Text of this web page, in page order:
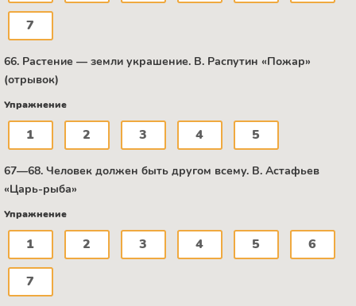
7
66. Растение — земли украшение. B. Распутин «Пожар»
(отрывок)
Упражнение
1 2 3 4 5
67—68. Человек должен быть другом всему. B. Астафьев
«Царь-рыба»
Упражнение
1 2 3 4 5 6
7